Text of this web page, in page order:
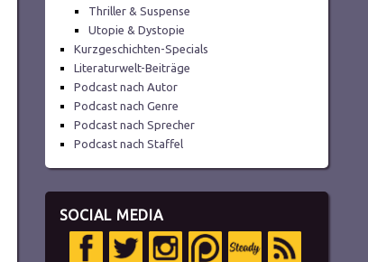
Thriller & Suspense
Utopie & Dystopie
Kurzgeschichten-Specials
Literaturwelt-Beiträge
Podcast nach Autor
Podcast nach Genre
Podcast nach Sprecher
Podcast nach Staffel
SOCIAL MEDIA